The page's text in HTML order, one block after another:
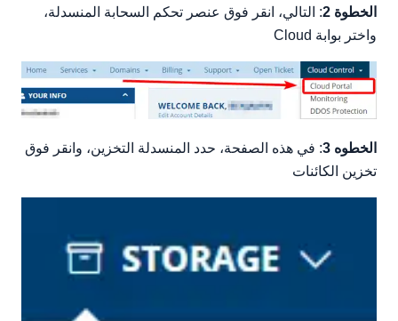
الخطوة 2
: التالي، انقر فوق عنصر تحكم السحابة المنسدلة،
واختر بوابة Cloud
الخطوه 3
: في هذه الصفحة، حدد المنسدلة التخزين، وانقر فوق
تخزين الكائنات